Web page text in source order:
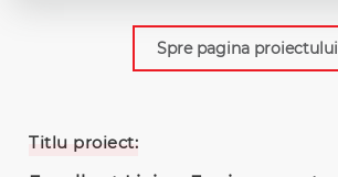
Spre pagina proiectului
Titlu proiect: